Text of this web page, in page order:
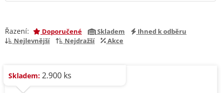
Řazení: Doporučené Skladem
Ihned k odběru
Nejlevnější
Nejdražší Akce
Skladem: 2.900 ks